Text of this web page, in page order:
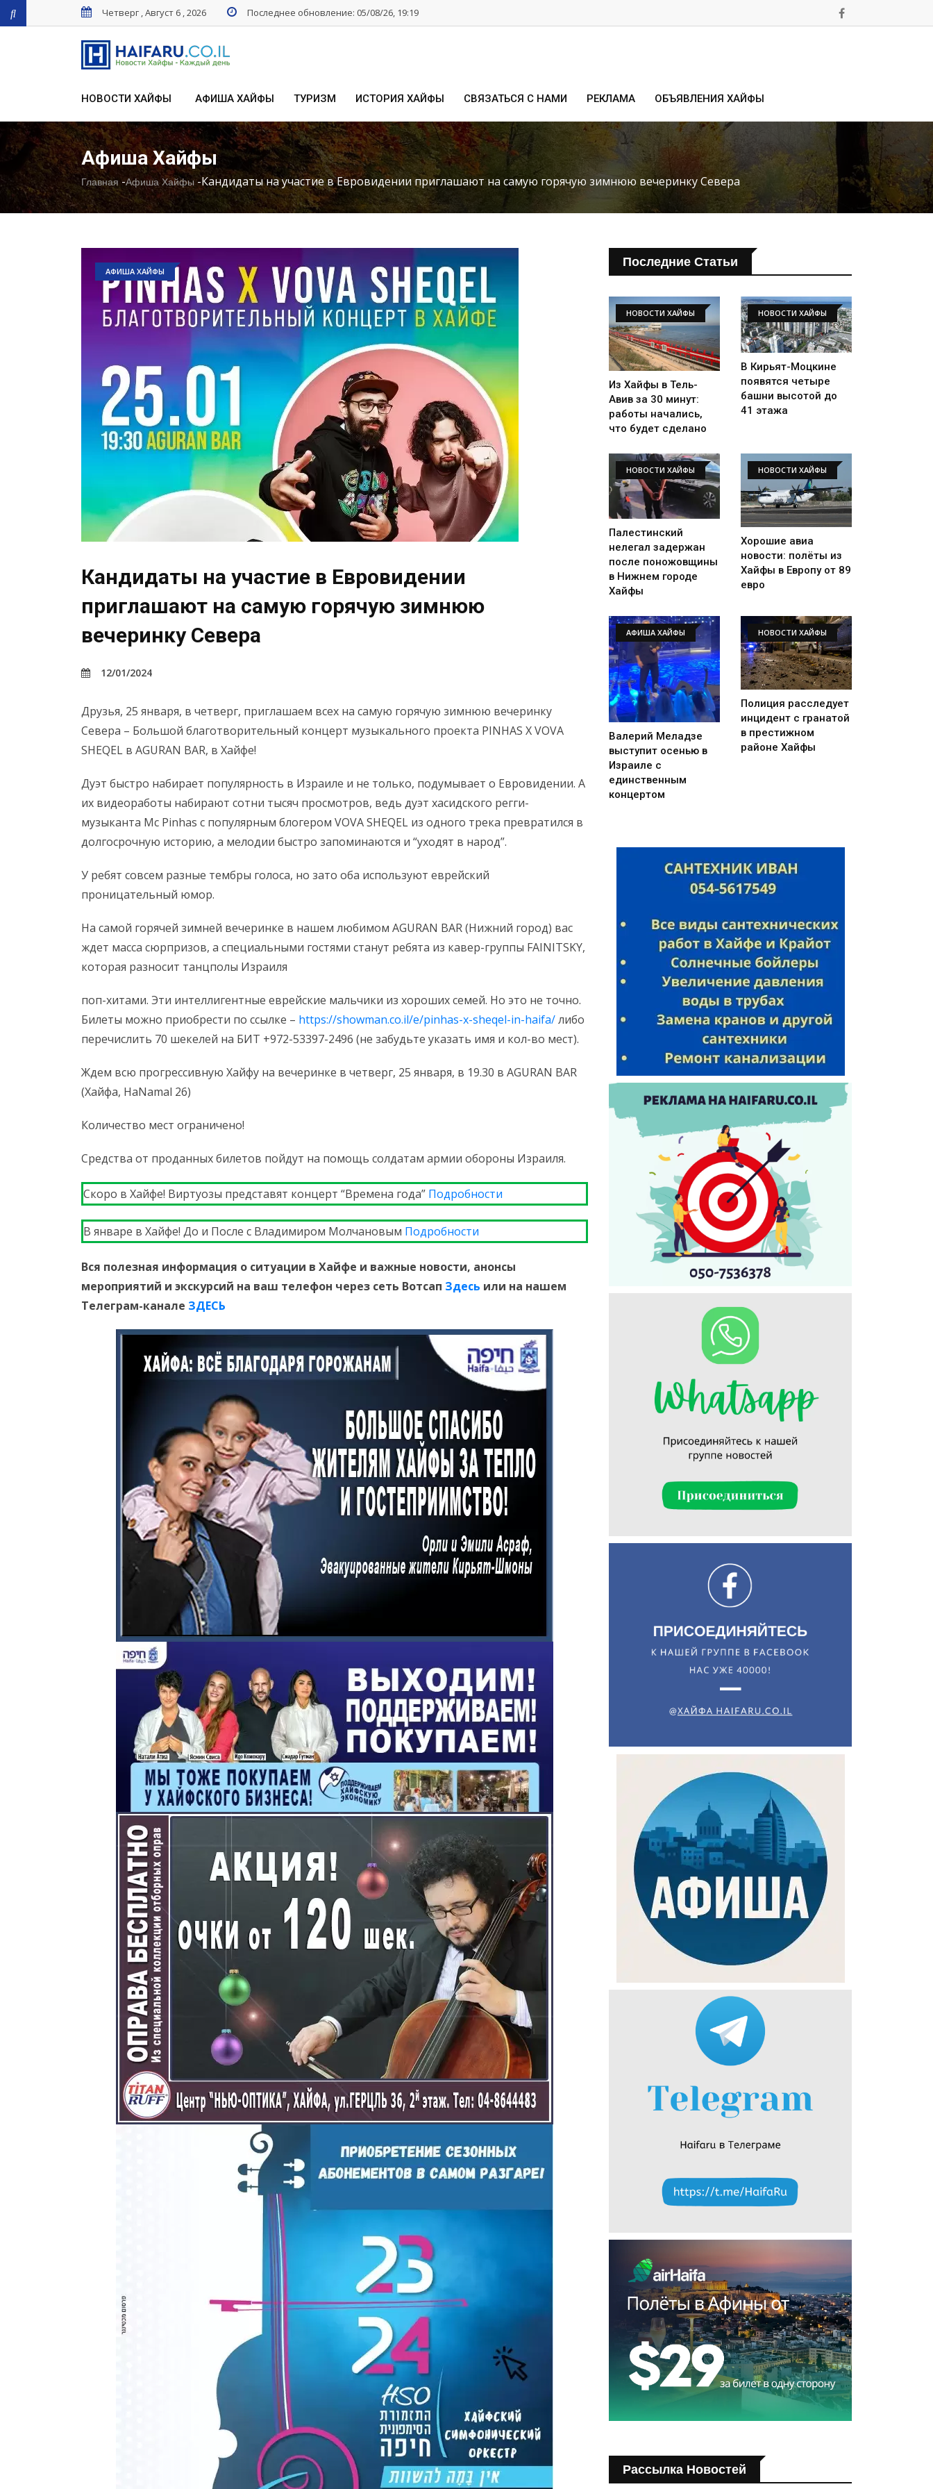
Четверг , Август 6 , 2026 Последнее обновление: 05/08/26, 19:19
НОВОСТИ ХАЙФЫ АФИША ХАЙФЫ ТУРИЗМ ИСТОРИЯ ХАЙФЫ СВЯЗАТЬСЯ С НАМИ РЕКЛАМА ОБЪЯВЛЕНИЯ ХАЙФЫ
Афиша Хайфы
Главная -Афиша Хайфы -Кандидаты на участие в Евровидении приглашают на самую горячую зимнюю вечеринку Севера
АФИША ХАЙФЫ
Кандидаты на участие в Евровидении
приглашают на самую горячую зимнюю
вечеринку Севера
12/01/2024
Друзья, 25 января, в четверг, приглашаем всех на самую горячую зимнюю вечеринку
Севера – Большой благотворительный концерт музыкального проекта PINHAS X VOVA
SHEQEL в AGURAN BAR, в Хайфе!
Дуэт быстро набирает популярность в Израиле и не только, подумывает о Евровидении. А
их видеоработы набирают сотни тысяч просмотров, ведь дуэт хасидского регги-
музыканта Mc Pinhas с популярным блогером VOVA SHEQEL из одного трека превратился в
долгосрочную историю, а мелодии быстро запоминаются и “уходят в народ”.
У ребят совсем разные тембры голоса, но зато оба используют еврейский
проницательный юмор.
На самой горячей зимней вечеринке в нашем любимом AGURAN BAR (Нижний город) вас
ждет масса сюрпризов, а специальными гостями станут ребята из кавер-группы FAINITSKY,
которая разносит танцполы Израиля
поп-хитами. Эти интеллигентные еврейские мальчики из хороших семей. Но это не точно.
Билеты можно приобрести по ссылке – https://showman.co.il/e/pinhas-x-sheqel-in-haifa/либо
перечислить 70 шекелей на БИТ +972-53397-2496 (не забудьте указать имя и кол-во мест).
Ждем всю прогрессивную Хайфу на вечеринке в четверг, 25 января, в 19.30 в AGURAN BAR
(Хайфа, HaNamal 26)
Количество мест ограничено!
Средства от проданных билетов пойдут на помощь солдатам армии обороны Израиля.
Скоро в Хайфе! Виртуозы представят концерт “Времена года” Подробности
В январе в Хайфе! До и После с Владимиром Молчановым Подробности
Вся полезная информация о ситуации в Хайфе и важные новости, анонсы
мероприятий и экскурсий на ваш телефон через сеть Вотсап Здесь или на нашем
Телеграм-канале ЗДЕСЬ
Последние Статьи
НОВОСТИ ХАЙФЫ
Из Хайфы в Тель-
Авив за 30 минут:
работы начались,
что будет сделано
НОВОСТИ ХАЙФЫ
В Кирьят-Моцкине
появятся четыре
башни высотой до
41 этажа
НОВОСТИ ХАЙФЫ
Палестинский
нелегал задержан
после поножовщины
в Нижнем городе
Хайфы
НОВОСТИ ХАЙФЫ
Хорошие авиа
новости: полёты из
Хайфы в Европу от 89
евро
АФИША ХАЙФЫ
Валерий Меладзе
выступит осенью в
Израиле с
единственным
концертом
НОВОСТИ ХАЙФЫ
Полиция расследует
инцидент с гранатой
в престижном
районе Хайфы
Рассылка Новостей